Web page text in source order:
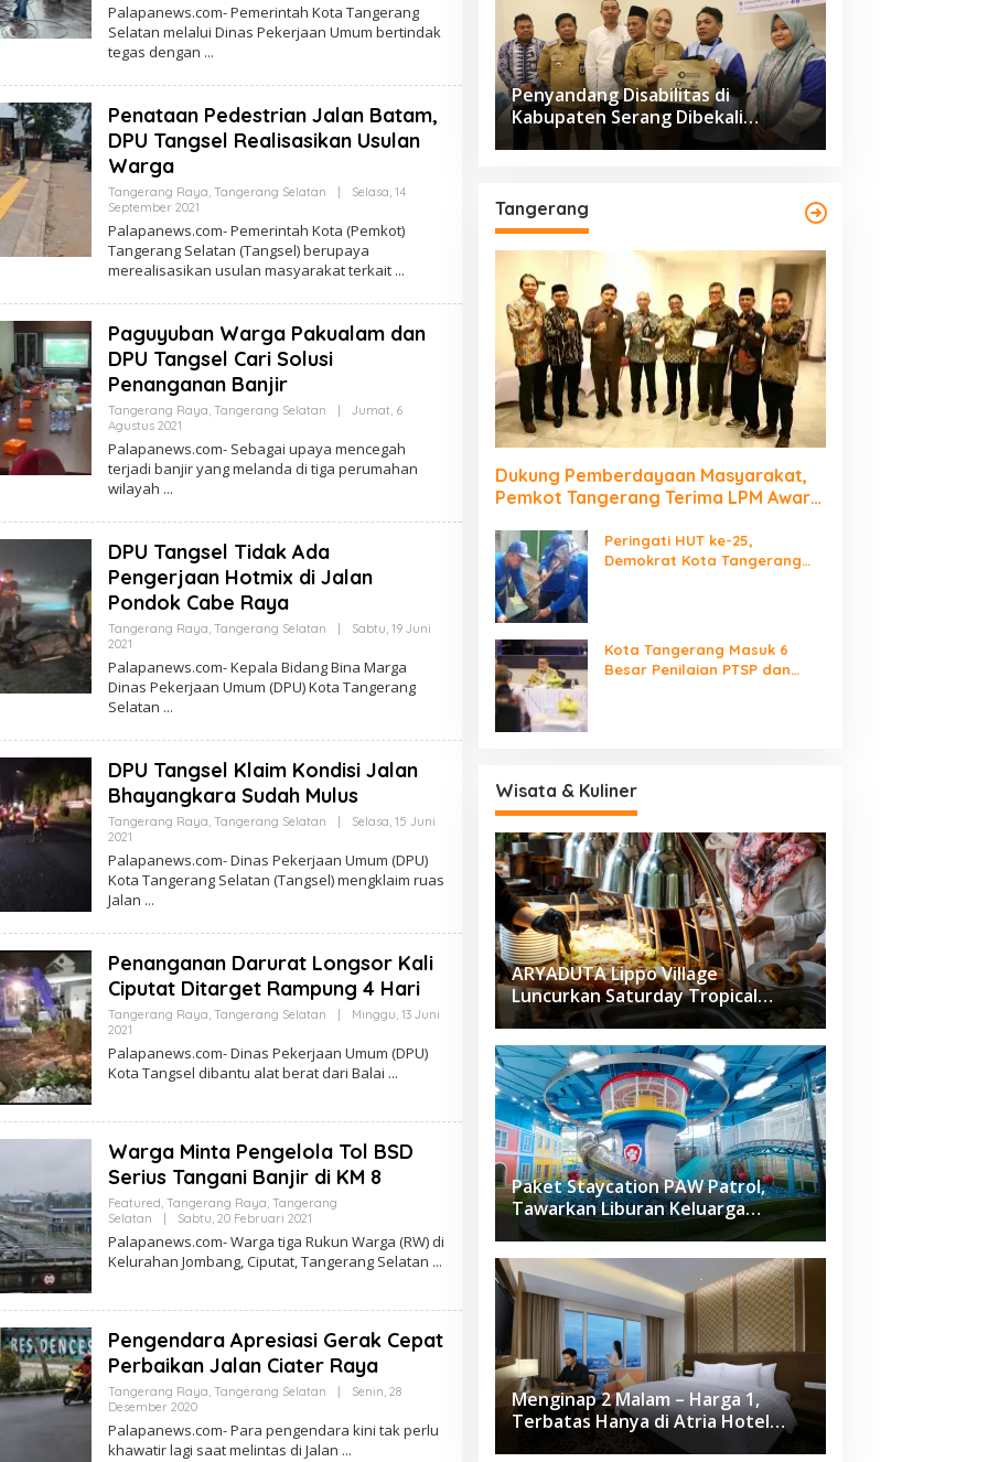
Palapanews.com- Pemerintah Kota Tangerang
Selatan melalui Dinas Pekerjaan Umum bertindak
tegas dengan
Penataan Pedestrian Jalan Batam,
DPU Tangsel Realisasikan Usulan
Warga
Tangerang Raya, Tangerang Selatan
Selasa, 14
September 2021Oleh
Palapanews.com- Pemerintah Kota (Pemkot)
Tangerang Selatan (Tangsel) berupaya
merealisasikan usulan masyarakat terkait
Paguyuban Warga Pakualam dan
DPU Tangsel Cari Solusi
Penanganan Banjir
Tangerang Raya, Tangerang Selatan
Jumat, 6
Agustus 2021Oleh
Palapanews.com- Sebagai upaya mencegah
terjadi banjir yang melanda di tiga perumahan
wilayah
DPU Tangsel Tidak Ada
Pengerjaan Hotmix di Jalan
Pondok Cabe Raya
Tangerang Raya, Tangerang Selatan
Sabtu, 19 Juni
2021Oleh
Palapanews.com- Kepala Bidang Bina Marga
Dinas Pekerjaan Umum (DPU) Kota Tangerang
Selatan
DPU Tangsel Klaim Kondisi Jalan
Bhayangkara Sudah Mulus
Tangerang Raya, Tangerang Selatan
Selasa, 15 Juni
2021Oleh
Palapanews.com- Dinas Pekerjaan Umum (DPU)
Kota Tangerang Selatan (Tangsel) mengklaim ruas
Jalan
Penanganan Darurat Longsor Kali
Ciputat Ditarget Rampung 4 Hari
Tangerang Raya, Tangerang Selatan
Minggu, 13 Juni
2021Oleh
Palapanews.com- Dinas Pekerjaan Umum (DPU)
Kota Tangsel dibantu alat berat dari Balai
Warga Minta Pengelola Tol BSD
Serius Tangani Banjir di KM 8
Featured, Tangerang Raya, Tangerang
Selatan
Sabtu, 20 Februari 2021Oleh
Palapanews.com- Warga tiga Rukun Warga (RW) di
Kelurahan Jombang, Ciputat, Tangerang Selatan
Pengendara Apresiasi Gerak Cepat
Perbaikan Jalan Ciater Raya
Tangerang Raya, Tangerang Selatan
Senin, 28
Desember 2020Oleh
Palapanews.com- Para pengendara kini tak perlu
khawatir lagi saat melintas di Jalan
Penyandang Disabilitas di
Kabupaten Serang Dibekali
Pelatihan Pengolahan Hasil
Tangerang
Dukung Pemberdayaan Masyarakat,
Pemkot Tangerang Terima LPM Award
Peringati HUT ke-25,
Demokrat Kota Tangerang
Kota Tangerang Masuk 6
Besar Penilaian PTSP dan
Wisata & Kuliner
ARYADUTA Lippo Village
Luncurkan Saturday Tropical
Brunch
Paket Staycation PAW Patrol,
Tawarkan Liburan Keluarga
Menyenangkan Hanya di Herloom
Hotel BSD
Menginap 2 Malam – Harga 1,
Terbatas Hanya di Atria Hotel